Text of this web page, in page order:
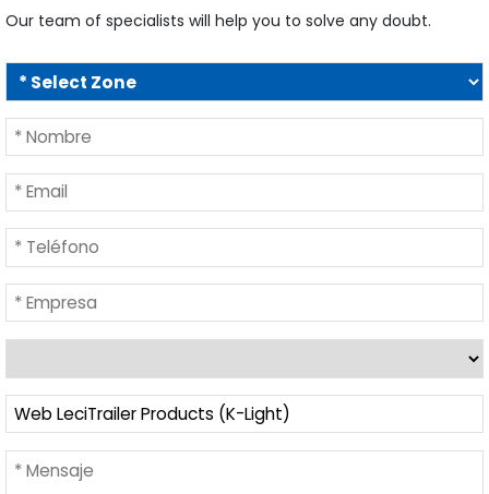
Our team of specialists will help you to solve any doubt.